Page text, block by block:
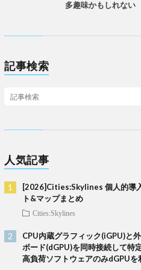
多趣味かもしれない
記事検索
人気記事
[2026]Cities:Skylines 個人的導
ト&マップまとめ
Cities:Skylines
CPU内蔵グラフィック(iGPU)と
ボード(dGPU)を同時接続して特
高負荷ソフトウェアのみdGPUを